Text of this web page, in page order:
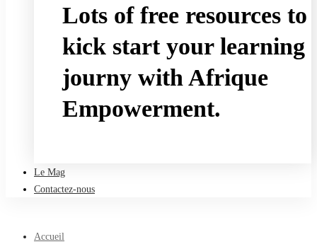
Lots of free resources to
kick start your learning
journy with Afrique
Empowerment.
Le Mag
Contactez-nous
Accueil